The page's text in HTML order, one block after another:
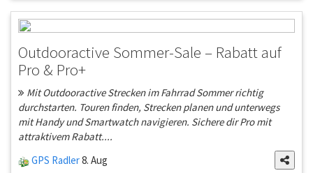
Outdooractive Sommer-Sale – Rabatt auf
Pro & Pro+
Mit Outdooractive Strecken im Fahrrad Sommer richtig
durchstarten. Touren finden, Strecken planen und unterwegs
mit Handy und Smartwatch navigieren. Sichere dir Pro mit
attraktivem Rabatt....
GPS Radler8. Aug